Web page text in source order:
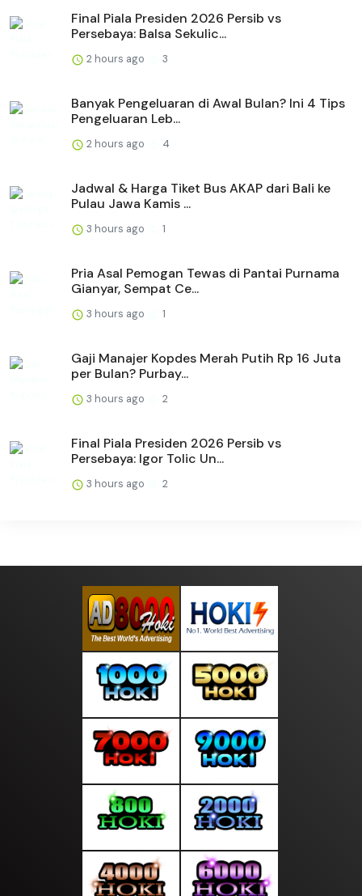
Final Piala Presiden 2026 Persib vs
Persebaya: Balsa Sekulic...
2 hours ago 3
Banyak Pengeluaran di Awal Bulan? Ini 4 Tips
Pengeluaran Leb...
2 hours ago 4
Jadwal & Harga Tiket Bus AKAP dari Bali ke
Pulau Jawa Kamis ...
3 hours ago 1
Pria Asal Pemogan Tewas di Pantai Purnama
Gianyar, Sempat Ce...
3 hours ago 1
Gaji Manajer Kopdes Merah Putih Rp 16 Juta
per Bulan? Purbay...
3 hours ago 2
Final Piala Presiden 2026 Persib vs
Persebaya: Igor Tolic Un...
3 hours ago 2